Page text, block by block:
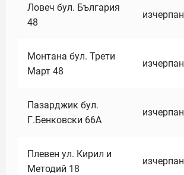
Ловеч бул. България
48
изчерпан
Монтана бул. Трети
Март 48
изчерпан
Пазарджик бул.
Г.Бенковски 66А
изчерпан
Плевен ул. Кирил и
Методий 18
изчерпан